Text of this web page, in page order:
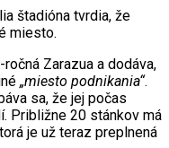
štadióna tvrdia, že
miesto.
ročná Zarazua a dodáva,
„miesto podnikania“.
sa, že jej počas
Približne 20 stánkov má
je už teraz preplnená